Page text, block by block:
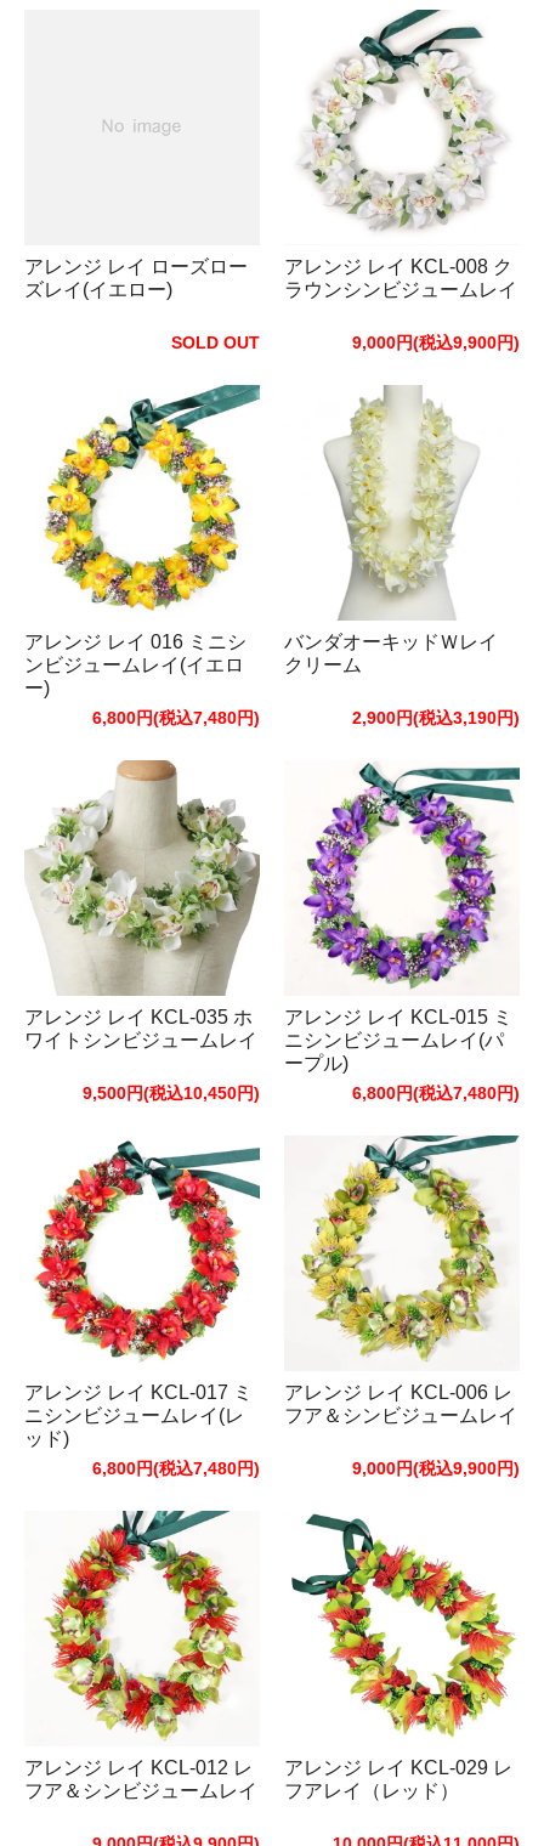
アレンジ レイ ローズロー
ズレイ(イエロー)
SOLD OUT
アレンジ レイ KCL-008 ク
ラウンシンビジュームレイ
9,000円(税込9,900円)
アレンジ レイ 016 ミニシ
ンビジュームレイ(イエロ
ー)
6,800円(税込7,480円)
バンダオーキッドＷレイ
クリーム
2,900円(税込3,190円)
アレンジ レイ KCL-035 ホ
ワイトシンビジュームレイ
9,500円(税込10,450円)
アレンジ レイ KCL-015 ミ
ニシンビジュームレイ(パ
ープル)
6,800円(税込7,480円)
アレンジ レイ KCL-017 ミ
ニシンビジュームレイ(レ
ッド)
6,800円(税込7,480円)
アレンジ レイ KCL-006 レ
フア＆シンビジュームレイ
9,000円(税込9,900円)
アレンジ レイ KCL-012 レ
フア＆シンビジュームレイ
アレンジ レイ KCL-029 レ
フアレイ（レッド）